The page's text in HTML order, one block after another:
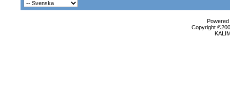
Copyright